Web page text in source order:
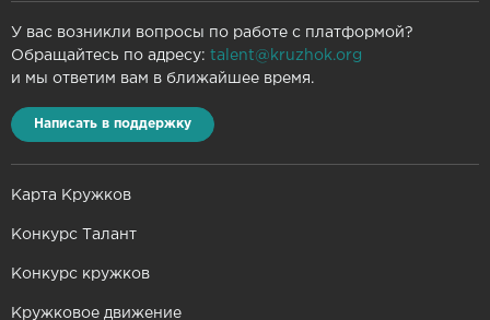
У вас возникли вопросы по работе с платформой?
Обращайтесь по адресу: talent@kruzhok.org
и мы ответим вам в ближайшее время.
Написать в поддержку
Карта Кружков
Конкурс Талант
Конкурс кружков
Кружковое движение